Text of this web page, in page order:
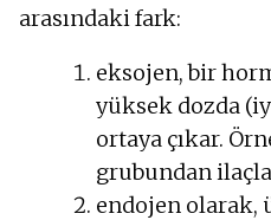
arasındaki fark:
eksojen, bir
yüksek dozda
ortaya çıkar.
grubundan
endojen olarak,